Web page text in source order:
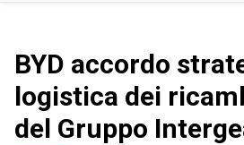
BYD accordo
logistica dei
del Gruppo